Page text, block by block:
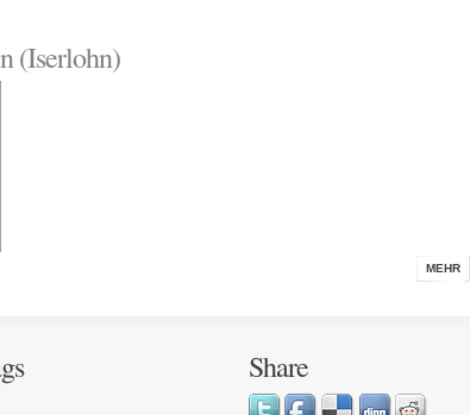
(Iserlohn)
MEHR
Share